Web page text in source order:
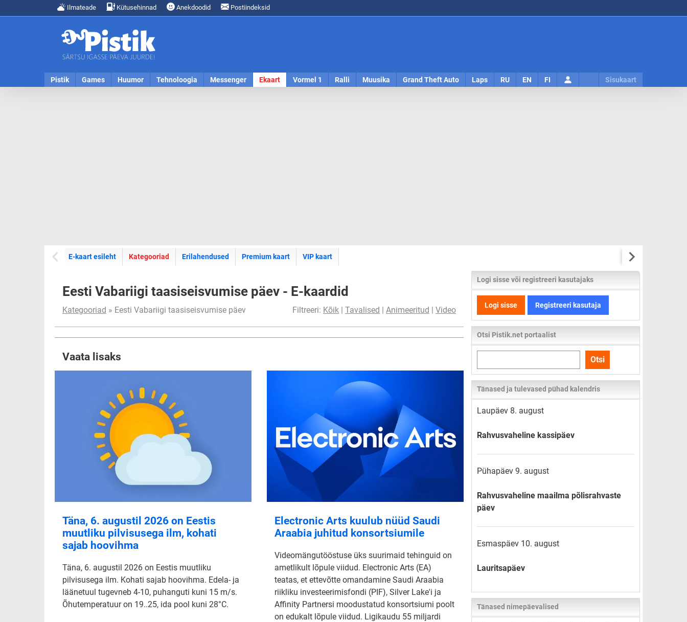
Ilmateade Kütusehinnad Anekdoodid Postiindeksid
Pistik Games Huumor Tehnoloogia Messenger Ekaart Vormel 1 Ralli Muusika Grand Theft Auto Laps RU EN FI Sisukaart
E-kaart esileht E-kaartide
Kategooriad Erilahendused Premium kaart VIP kaart
Eesti Vabariigi taasiseisvumise päev - E-kaardid
Kategooriad » Eesti Vabariigi taasiseisvumise päev Filtreeri: Kõik | Tavalised | Animeeritud | Video
Vaata lisaks
Täna, 6. augustil 2026 on Eestis
muutliku pilvisusega ilm, kohati
sajab hoovihma
Täna, 6. augustil 2026 on Eestis muutliku
pilvisusega ilm. Kohati sajab hoovihma. Edela- ja
läänetuul tugevneb 4-10, puhanguti kuni 15 m/s.
Õhutemperatuur on 19..25, ida pool kuni 28°C.
Electronic Arts kuulub nüüd Saudi
Araabia juhitud konsortsiumile
Videomängutööstuse üks suurimaid tehinguid on
ametlikult lõpule viidud. Electronic Arts (EA)
teatas, et ettevõtte omandamine Saudi Araabia
riikliku investeerimisfondi (PIF), Silver Lake'i ja
Affinity Partnersi moodustatud konsortsiumi poolt
on edukalt lõpule viidud. Ligikaudu 55 miljardi
Logi sisse või registreeri kasutajaks
Logi sisse Registreeri kasutaja
Otsi Pistik.net portaalist
kogu
lehelt
Otsi
Tänased ja tulevased pühad kalendris
Laupäev 8. august
Rahvusvaheline kassipäev
Pühapäev 9. august
Rahvusvaheline maailma põlisrahvaste
päev
Esmaspäev 10. august
Lauritsapäev
Tänased nimepäevalised